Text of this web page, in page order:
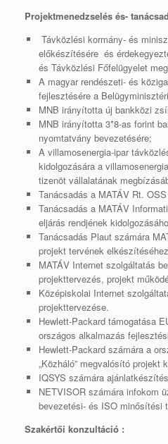
Projektmenedzselés és-
Távközlési kormány- és
előkészítésére és
és Távközlési Főfelügyelet
A magyar rendészeti- és
fejlesztésére a
MNB irányította új bankközi
MNB irányította 3*8-as forint
nyomtatvány bevezetésére;
A villamosenergia-ipar
kidolgozására a
tizenöt vállalatának
Tanácsadás a MATÁV Rt.
Tanácsadás a MATÁV
eljárás rendjének
Tanácsadás Plaut számára
projekt tervének elkészítéséhez
MATÁV Internet szolgáltatás
projekttervezés, projekt
Középiskolai Internet
projekttervezése.
Hewlett-Packard támogatása
országos alkalmazás
Hewlett-Packard számára a
„Közháló” megvalósító projekt
IQSYS számára
NETVISOR számára infokom
bevezetési- és ISO minősítési
Szakértői konzultáció :